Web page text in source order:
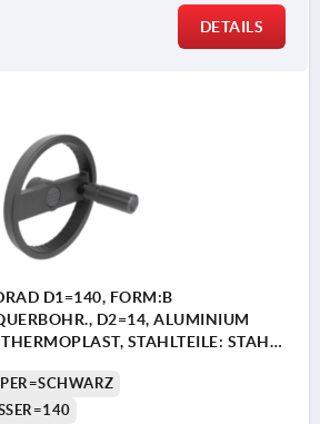
DETAILS
D1=140, FORM:B
D2=14, ALUMINIUM
STAHLTEILE: STAHL,